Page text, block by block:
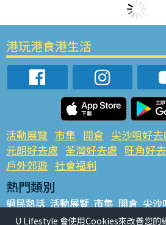
港玩港食港生活
活動展覽 市集 開倉 尖沙咀好去
元朗好去處 荃灣好去處 旺角好
戶外郊遊 社會福利
熱門類別
網民熱話 活動展覽 市集 開倉 尖沙
銅鑼灣好去處 元朗好去處 荃灣好去
U Lifestyle 會使用Cookies來改善您的